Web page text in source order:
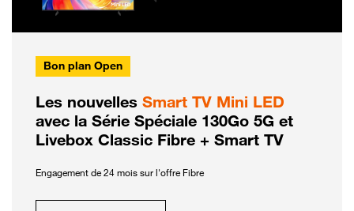
Bon plan Open
Les nouvelles Smart TV Mini LED
avec la Série Spéciale 130Go 5G et
Livebox Classic Fibre + Smart TV
Engagement de 24 mois sur l'offre Fibre